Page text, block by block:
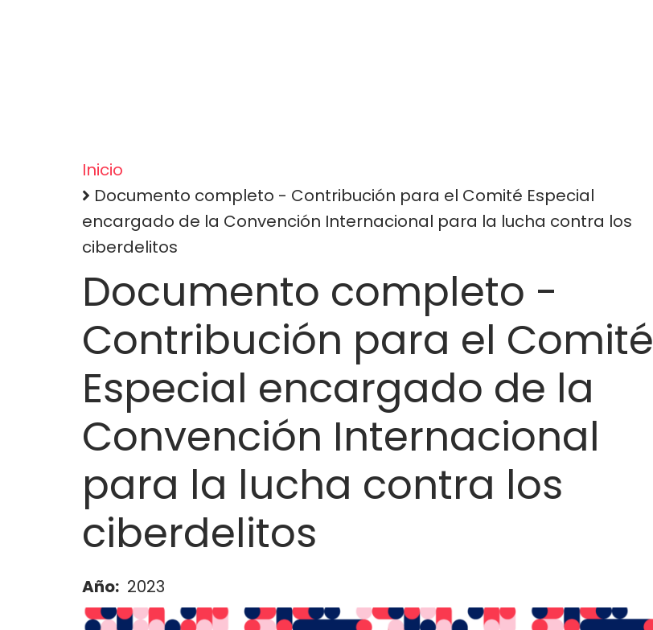
Sobrescribir
enlaces
de
ayuda
a
la
navegación
Inicio
Documento completo - Contribución para el Comité Especial
encargado de la Convención Internacional para la lucha contra los
ciberdelitos
Documento completo -
Contribución para el Comité
Especial encargado de la
Convención Internacional
para la lucha contra los
ciberdelitos
Año 2023